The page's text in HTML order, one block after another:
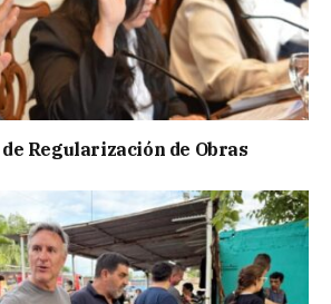
Regularización de Obras